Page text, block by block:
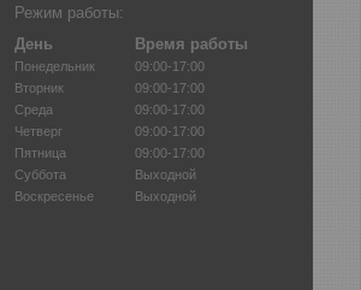
Режим работы:
День
Время работы
Понедельник
09:00-17:00
Вторник
09:00-17:00
Среда
09:00-17:00
Четверг
09:00-17:00
Пятница
09:00-17:00
Суббота
Выходной
Воскресенье
Выходной